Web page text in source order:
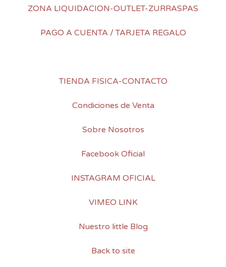
ZONA LIQUIDACION-OUTLET-ZURRASPAS
PAGO A CUENTA / TARJETA REGALO
TIENDA FISICA-CONTACTO
Condiciones de Venta
Sobre Nosotros
Facebook Oficial
INSTAGRAM OFICIAL
VIMEO LINK
Nuestro little Blog
Back to site